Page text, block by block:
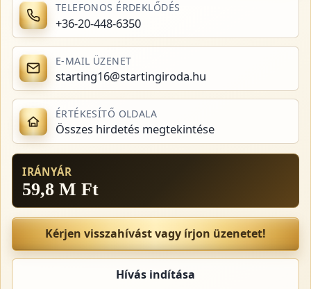
TELEFONOS ÉRDEKLŐDÉS
+36-20-448-6350
E-MAIL ÜZENET
starting16@startingiroda.hu
ÉRTÉKESÍTŐ OLDALA
Összes hirdetés megtekintése
IRÁNYÁR
59,8 M Ft
Kérjen visszahívást vagy írjon üzenetet!
Hívás indítása